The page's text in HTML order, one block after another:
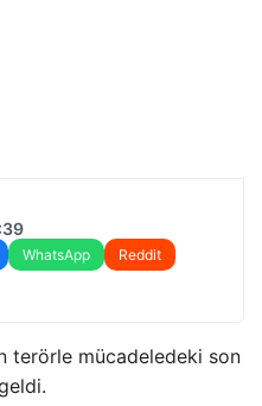
WhatsApp
Reddit
terörle mücadeledeki son